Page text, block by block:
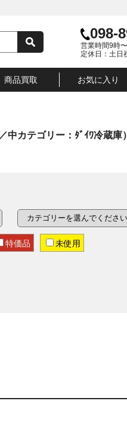
098-
営業時間9時
定休日：土日
商品買取 お気に入り
中カテゴリー：ﾀﾞｲﾜ冷蔵庫）
特価品 未使用